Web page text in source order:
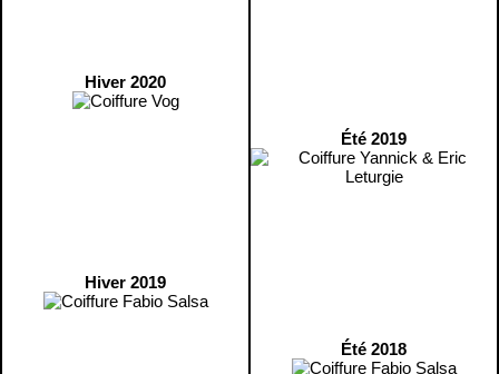
Hiver 2020
Hiver 2019
Été 2019
Été 2018